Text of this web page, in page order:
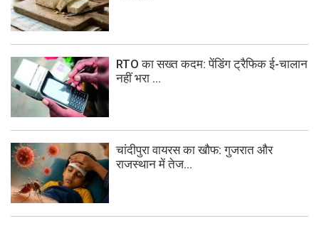
RTO का सख्त कदम: पेंडिंग ट्रैफिक ई-चालान
नहीं भरा ...
चांदीपुरा वायरस का खौफ: गुजरात और
राजस्थान में तेज...